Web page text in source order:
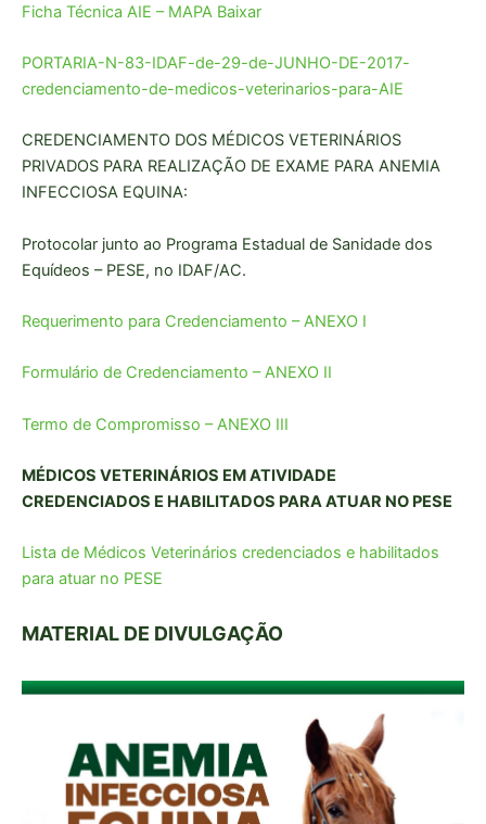
Ficha Técnica AIE – MAPA Baixar
PORTARIA-N-83-IDAF-de-29-de-JUNHO-DE-2017-
credenciamento-de-medicos-veterinarios-para-AIE
CREDENCIAMENTO DOS MÉDICOS VETERINÁRIOS
PRIVADOS PARA REALIZAÇÃO DE EXAME PARA ANEMIA
INFECCIOSA EQUINA:
Protocolar junto ao Programa Estadual de Sanidade dos
Equídeos – PESE, no IDAF/AC.
Requerimento para Credenciamento – ANEXO I
Formulário de Credenciamento – ANEXO II
Termo de Compromisso – ANEXO III
MÉDICOS VETERINÁRIOS EM ATIVIDADE
CREDENCIADOS E HABILITADOS PARA ATUAR NO PESE
Lista de Médicos Veterinários credenciados e habilitados
para atuar no PESE
MATERIAL DE DIVULGAÇÃO